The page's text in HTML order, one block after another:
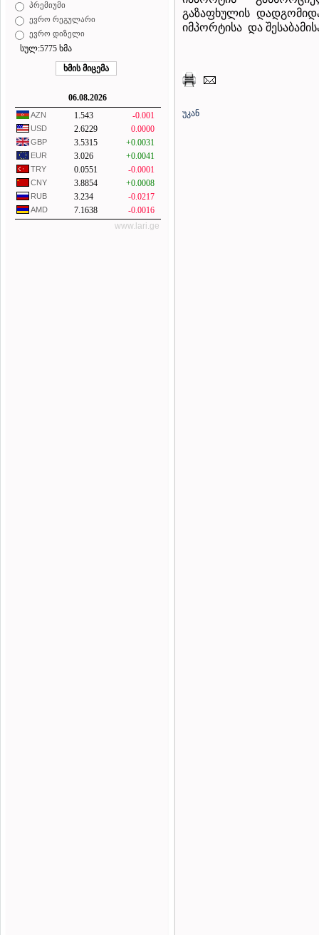
პრემიუმი
ევრო რეგულარი
ევრო დიზელი
სულ:5775 ხმა
06.08.2026
AZN 1.543 -0.001
USD 2.6229 0.0000
GBP 3.5315 +0.0031
EUR 3.026 +0.0041
TRY 0.0551 -0.0001
CNY 3.8854 +0.0008
RUB 3.234 -0.0217
AMD 7.1638
-0.0016
www.lari.ge
გაზაფხულის
იმპორტისა და
უკან